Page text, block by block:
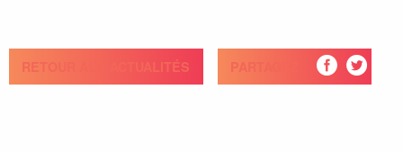
RETOUR AUX ACTUALITÉS PARTAGEZ